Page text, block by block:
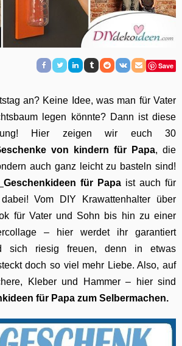
Save
an? Keine Idee, was man für Vater
legen könnte? Dann ist diese
Hier zeigen wir euch 30
von kindern für Papa, die
auch ganz leicht zu basteln sind!
Geschenkideen für Papa ist auch für
Vom DIY Krawattenhalter über
für Vater und Sohn bis hin zu einer
– hier werdet ihr garantiert
sich riesig freuen, denn in etwas
doch so viel mehr Liebe. Also, auf
Kleber und Hammer – hier sind
für Papa zum Selbermachen.